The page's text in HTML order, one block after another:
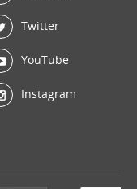
Twitter
YouTube
Instagram